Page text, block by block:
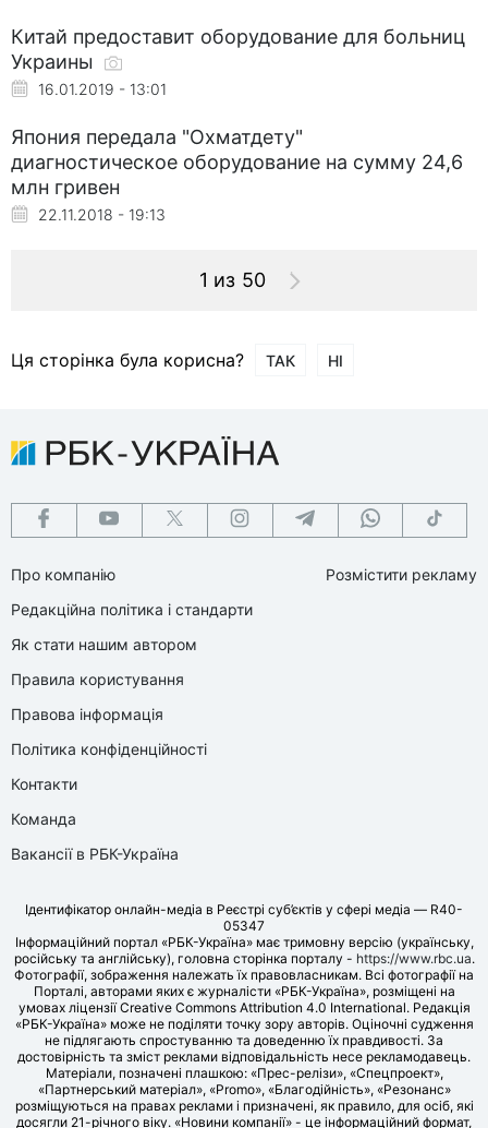
Китай предоставит оборудование для больниц
Украины
16.01.2019 - 13:01
Япония передала "Охматдету"
диагностическое оборудование на сумму 24,6
млн гривен
22.11.2018 - 19:13
1 из 50
Ця сторінка була корисна? ТАК НІ
Про компанію
Редакційна політика і стандарти
Як стати нашим автором
Правила користування
Правова інформація
Політика конфіденційності
Контакти
Команда
Вакансії в РБК-Україна
Розмістити рекламу
Ідентифікатор онлайн-медіа в Реєстрі суб’єктів у сфері медіа — R40-
05347
Інформаційний портал «РБК-Україна» має тримовну версію (українську,
російську та англійську), головна сторінка порталу - https://www.rbc.ua.
Фотографії, зображення належать їх правовласникам. Всі фотографії на
Порталі, авторами яких є журналісти «РБК-Україна», розміщені на
умовах ліцензії Creative Commons Attribution 4.0 International. Редакція
«РБК-Україна» може не поділяти точку зору авторів. Оціночні судження
не підлягають спростуванню та доведенню їх правдивості. За
достовірність та зміст реклами відповідальність несе рекламодавець.
Матеріали, позначені плашкою: «Прес-релізи», «Спецпроект»,
«Партнерський матеріал», «Promo», «Благодійність», «Резонанс»
розміщуються на правах реклами і призначені, як правило, для осіб, які
досягли 21-річного віку. «Новини компанії» - це інформаційний формат,